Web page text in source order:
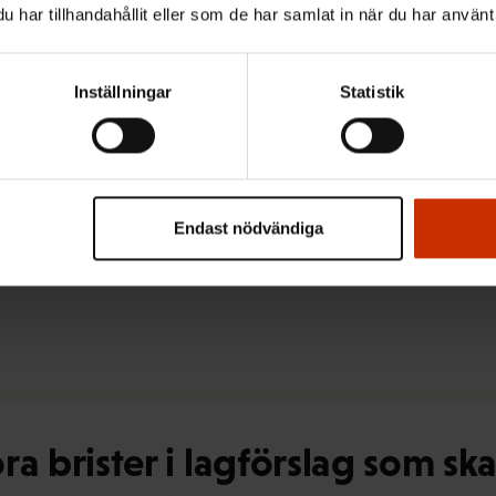
har tillhandahållit eller som de har samlat in när du har
Inställningar Statistik
Endast nödvändiga
på allt fler
ska öka behövs
brister i lagförslag som